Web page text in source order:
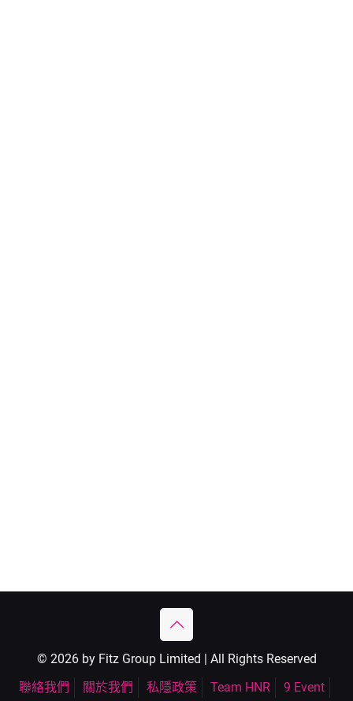
© 2026 by Fitz Group Limited | All Rights Reserved
聯絡我們
關於我們 私隱政策 Team HNR
9 Event